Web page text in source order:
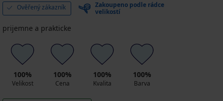
Ověřený zákazník
Zakoupeno podle rádce
velikostí
prijemne a prakticke
100%
Velikost
100%
Cena
100%
Kvalita
100%
Barva